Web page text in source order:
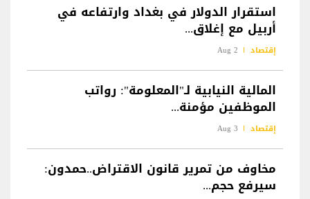
استقرار الدولار في بغداد وارتفاعه في
أربيل مع إغلاق...
إقتصاد 2 Aug
المالية النيابية لـ"المعلومة": رواتب
الموظفين مؤمنة...
إقتصاد 3 Aug
مخاوف من تمرير قانون الاقتراض..حمدون:
سيرفع حجم...